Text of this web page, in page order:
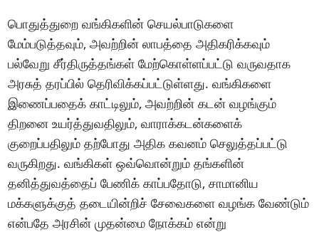
பொதுத்துறை வங்கிகளின் செயல்பாடுகளை
மேம்படுத்தவும், அவற்றின் லாபத்தை அதிகரிக்கவும்
பல்வேறு சீர்திருத்தங்கள் மேற்கொள்ளப்பட்டு வருவதாக
அரசுத் தரப்பில் தெரிவிக்கப்பட்டுள்ளது. வங்கிகளை
இணைப்பதைக் காட்டிலும், அவற்றின் கடன் வழங்கும்
திறனை உயர்த்துவதிலும், வாராக்கடன்களைக்
குறைப்பதிலும் தற்போது அதிக கவனம் செலுத்தப்பட்டு
வருகிறது. வங்கிகள் ஒவ்வொன்றும் தங்களின்
தனித்துவத்தைப் பேணிக் காப்பதோடு, சாமானிய
மக்களுக்குத் தடையின்றிச் சேவைகளை வழங்க வேண்டும்
என்பதே அரசின் முதன்மை நோக்கம் என்று